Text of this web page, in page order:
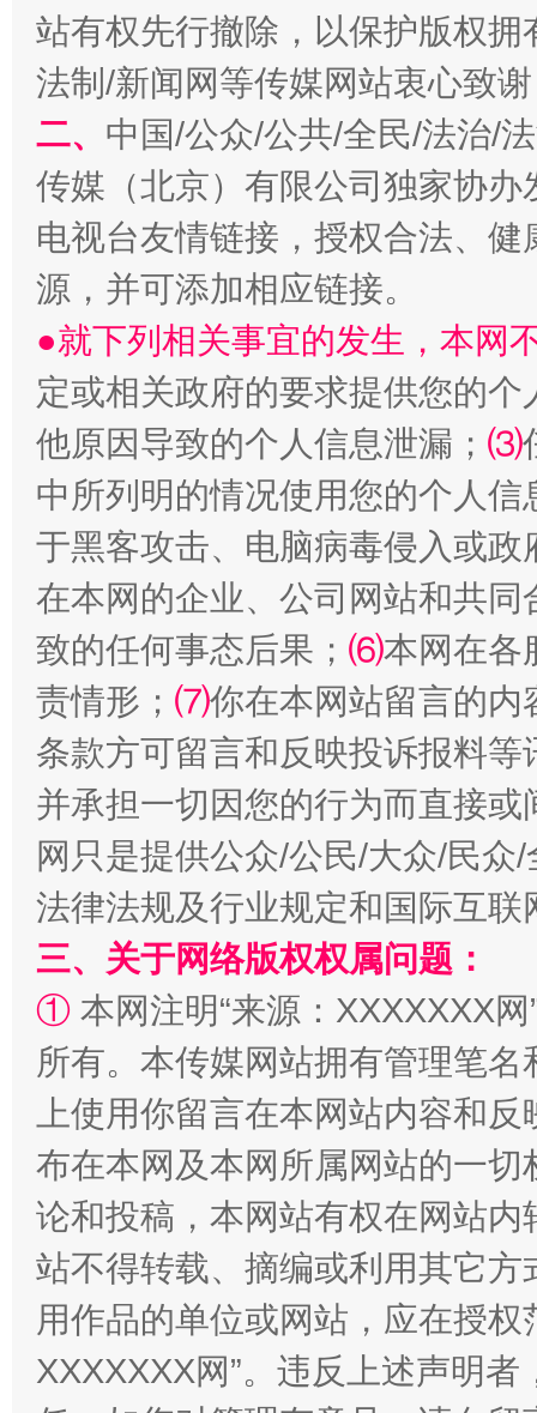
揭开“小金库”的免责幌子
受贿1.44亿！段成刚被判无期 从幼
全民健身五年计划来了！等你上场
国家大学科技园优化重塑工作
站有权先行撤除，以保护版权
法制/新闻网等传媒网站衷心致
二、 中国/公众/公共/全民/法治/
传媒（北京）有限公司独家协
电视台友情链接，授权合法、
源，并可添加相应链接。
●就下列相关事宜的发生，本网
定或相关政府的要求提供您的个
他原因导致的个人信息泄漏； ⑶
中所列明的情况使用您的个人
于黑客攻击、电脑病毒侵入或
在本网的企业、公司网站和共
致的任何事态后果； ⑹本网在各
责情形； ⑺你在本网站留言的内
条款方可留言和反映投诉报料
并承担一切因您的行为而直接
网只是提供公众/公民/大众/民
法律法规及行业规定和国际互
三、关于网络版权权属问题：
① 本网注明“来源：XXXXXXX
所有。本传媒网站拥有管理笔
上使用你留言在本网站内容和
布在本网及本网所属网站的一
论和投稿，本网站有权在网站
站不得转载、摘编或利用其它
用作品的单位或网站，应在授
XXXXXXX网”。违反上述声明